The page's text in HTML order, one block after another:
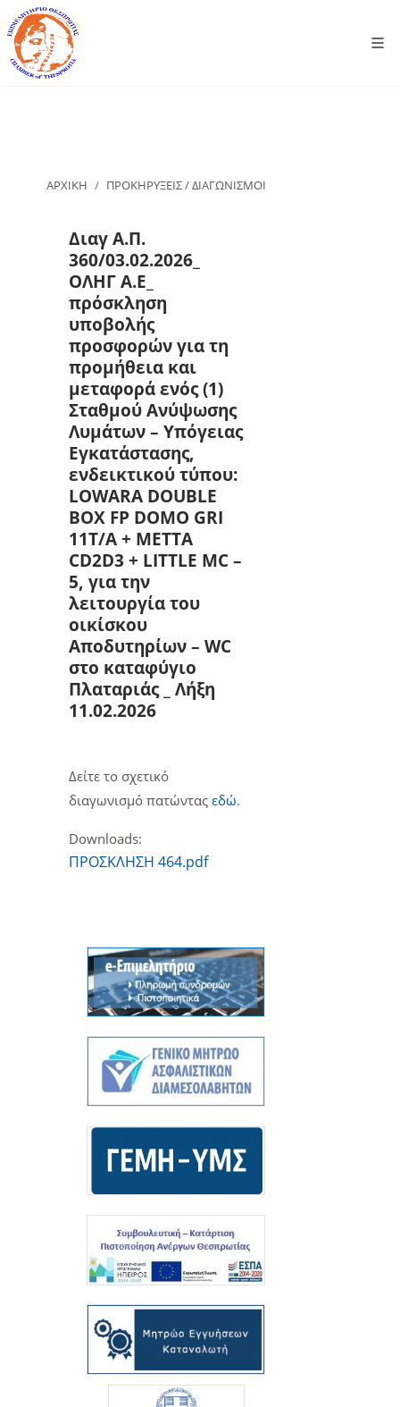
ΑΡΧΙΚΗ ΠΡΟΚΗΡΥΞΕΙΣ / ΔΙΑΓΩΝΙΣΜΟΙ
Διαγ Α.Π.
360/03.02.2026_
ΟΛΗΓ Α.Ε_
πρόσκληση
υποβολής
προσφορών για τη
προμήθεια και
μεταφορά ενός (1)
Σταθμού Ανύψωσης
Λυμάτων – Υπόγειας
Εγκατάστασης,
ενδεικτικού τύπου:
LOWARA DOUBLE
BOX FP DOMO GRI
11T/A + METTA
CD2D3 + LITTLE MC –
5, για την
λειτουργία του
οικίσκου
Αποδυτηρίων – WC
στο καταφύγιο
Πλαταριάς _ Λήξη
11.02.2026
Δείτε το σχετικό
διαγωνισμό πατώντας εδώ.
Downloads:
ΠΡΟΣΚΛΗΣΗ 464.pdf